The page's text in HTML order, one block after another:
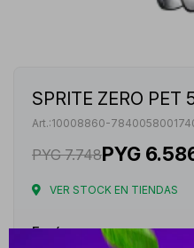
SPRITE ZERO PET
10008860-
PYG 7.748PYG
VER STOCK EN TIENDAS
Envíos